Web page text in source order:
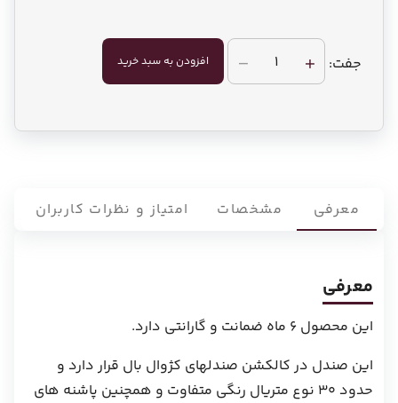
جفت: 1 افزودن به سبد خرید
معرفی مشخصات امتیاز و نظرات کاربران
معرفی
این محصول 6 ماه ضمانت و گارانتی دارد.
این صندل در کالکشن صندلهای کژوال بال قرار دارد و
حدود 30 نوع متریال رنگی متفاوت و همچنین پاشنه های